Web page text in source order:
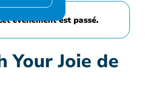
événement est passé.
Your Joie de